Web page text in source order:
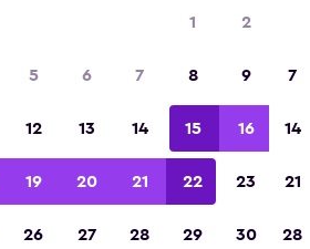
1 2
5 6 7 8 9
12 13 14 15 16
19 20 21 22 23
26 27 28 29 30
7
14
21
28